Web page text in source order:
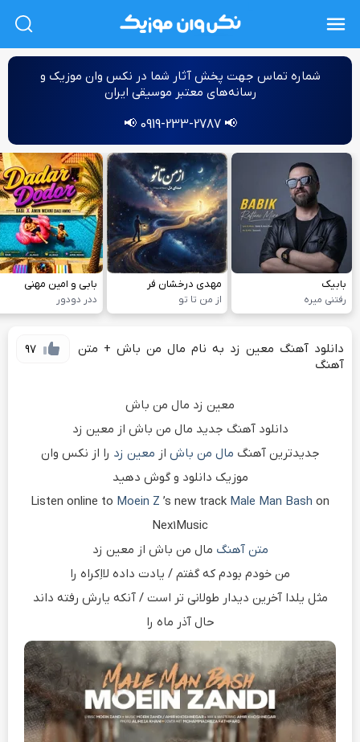
شماره‌ تماس جهت پخش آثار شما در نکس وان موزیک و
رسانه‌های معتبر موسیقی ایران
📢 0919-233-2787 📢
بابیک
رفتنی میره
مهدی درخشان فر
از من تا تو
بابی و امین مهنی
ددر دودور
97
دانلود آهنگ معین زد به نام مال من باش + متن
آهنگ
معین زد مال من باش
دانلود آهنگ جدید مال من باش از معین زد
جدیدترین آهنگ مال من باش از معین زد را از نکس وان
موزیک دانلود و گوش دهید
Listen online to Moein Z ’s new track Male Man Bash on
Nex1Music
متن آهنگ مال من باش از معین زد
من خودم بودم که گفتم / یادت داده لااِکراه را
مثل یلدا آخرین دیدار طولانی تر است / آنکه یارش رفته داند
حال آذر ماه را